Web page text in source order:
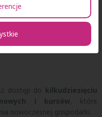
— Twoja
pracy
dostęp do kilkudziesięciu
i kursów , które
nowoczesnej gospodarki.